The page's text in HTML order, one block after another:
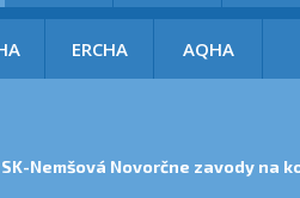
ERCHA AQHA
SK-Nemšová Novorčne zavody na